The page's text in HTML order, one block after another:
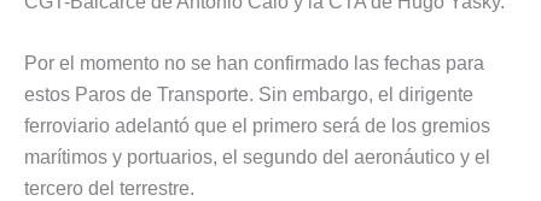
Por el momento no se han confirmado las fechas para
estos Paros de Transporte. Sin embargo, el dirigente
ferroviario adelantó que el primero será de los gremios
marítimos y portuarios, el segundo del aeronáutico y el
tercero del terrestre.